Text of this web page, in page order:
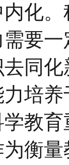
化
要
同
培
教
衡